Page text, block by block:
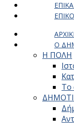
Ο
Η ΠΟΛΗ
Το